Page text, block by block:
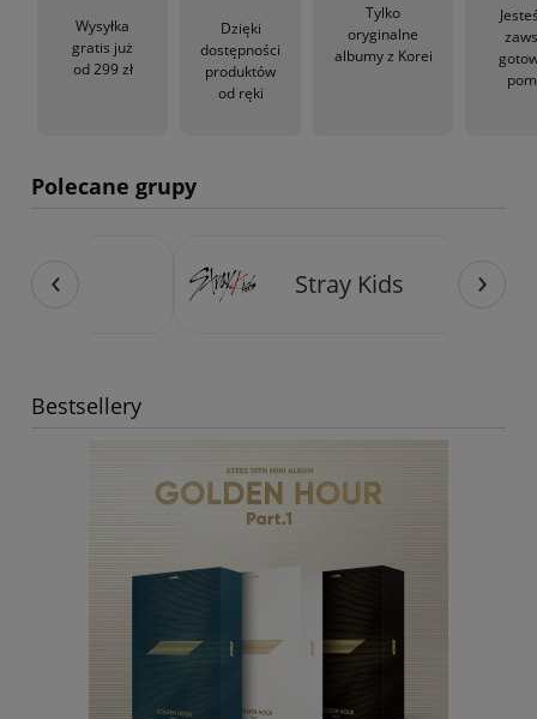
Wysyłka
gratis już
od 299 zł
Dzięki
dostępności
produktów
od ręki
Tylko
oryginalne
albumy z Korei
Polecane grupy
Stray Kids
‹ ›
Bestsellery